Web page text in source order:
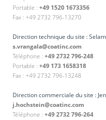
Portable : +49 1520 1673356
Fax : +49 2732 796-13270
Direction technique du site :
s.vrangala@coatinc.com
Téléphone : +49 2732 796-248
Portable : +49 173 1658318
Fax : +49 2732 796-13248
Direction commerciale du site :
j.hochstein@coatinc.com
Téléphone : +49 2732 796-264